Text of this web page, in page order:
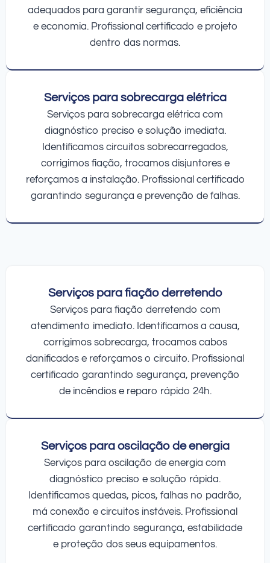
adequados para garantir segurança, eficiência
e economia. Profissional certificado e projeto
dentro das normas.
Serviços para sobrecarga elétrica
Serviços para sobrecarga elétrica com
diagnóstico preciso e solução imediata.
Identificamos circuitos sobrecarregados,
corrigimos fiação, trocamos disjuntores e
reforçamos a instalação. Profissional certificado
garantindo segurança e prevenção de falhas.
Serviços para fiação derretendo
Serviços para fiação derretendo com
atendimento imediato. Identificamos a causa,
corrigimos sobrecarga, trocamos cabos
danificados e reforçamos o circuito. Profissional
certificado garantindo segurança, prevenção
de incêndios e reparo rápido 24h.
Serviços para oscilação de energia
Serviços para oscilação de energia com
diagnóstico preciso e solução rápida.
Identificamos quedas, picos, falhas no padrão,
má conexão e circuitos instáveis. Profissional
certificado garantindo segurança, estabilidade
e proteção dos seus equipamentos.